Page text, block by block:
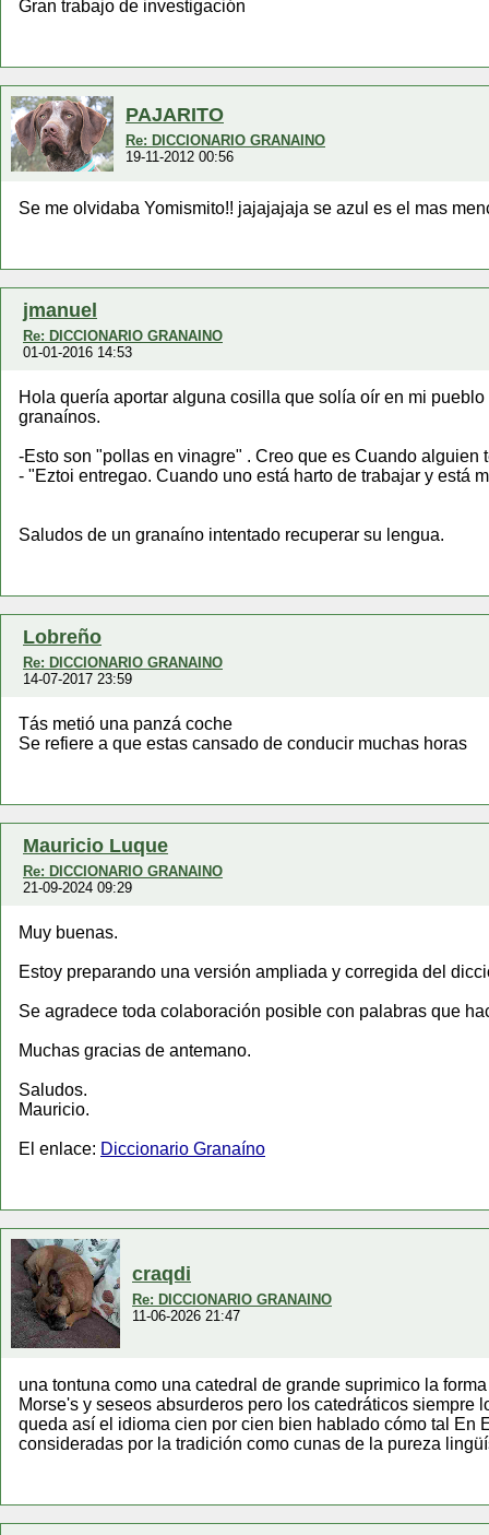
Gran trabajo de investigación
PAJARITO
Re: DICCIONARIO GRANAINO
19-11-2012 00:56
Se me olvidaba Yomismito!! jajajajaja se azul es el mas
jmanuel
Re: DICCIONARIO GRANAINO
01-01-2016 14:53
Hola quería aportar alguna cosilla que solía oír en mi
granaínos.
-Esto son "pollas en vinagre" . Creo que es Cuando alguien
- "Eztoi entregao. Cuando uno está harto de trabajar y está
Saludos de un granaíno intentado recuperar su lengua.
Lobreño
Re: DICCIONARIO GRANAINO
14-07-2017 23:59
Tás metió una panzá coche
Se refiere a que estas cansado de conducir muchas horas
Mauricio Luque
Re: DICCIONARIO GRANAINO
21-09-2024 09:29
Muy buenas.
Estoy preparando una versión ampliada y corregida del
Se agradece toda colaboración posible con palabras que
Muchas gracias de antemano.
Saludos.
Mauricio.
El enlace: Diccionario Granaíno
craqdi
Re: DICCIONARIO GRANAINO
11-06-2026 21:47
una tontuna como una catedral de grande suprimico la
Morse's y seseos absurderos pero los catedráticos
queda así el idioma cien por cien bien hablado cómo tal
consideradas por la tradición como cunas de la pureza